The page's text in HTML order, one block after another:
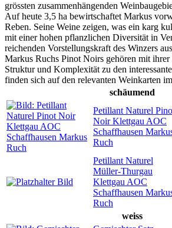
grössten zusammenhängenden
Auf heute 3,5 ha bewirtschaftet Markus
Reben. Seine Weine zeigen, was ein karg
mit einer hohen pflanzlichen Diversität in
reichenden Vorstellungskraft des Winzers
Markus Ruchs Pinot Noirs gehören mit ihrer
Struktur und Komplexität zu den
finden sich auf den relevanten Weinkarten
schäumend
Petillant Naturel
Noir Klettgau AOC
Schaffhausen
Ruch
Petillant Naturel
Müller-Thurgau
Klettgau AOC
Schaffhausen
Ruch
weiss